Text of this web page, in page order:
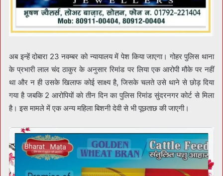
अब इन्हें दोबारा 23 नवम्बर को न्यायालय में पेश किया जाएगा। गोहर पुलिस थाना
के प्रभारी लाल चंद ठाकुर के अनुसार रिमांड पर लिया एक आरोपी मौके पर नहीं
था और न ही उसके खिलाफ कोई साक्ष्य है, जिसके चलते उसे थाने से छोड़ दिया
गया है जबकि 2 आरोपियों काे तीन दिन का पुलिस रिमांड सुंदरनगर कोर्ट से मिला
है। इस मामले में एक अन्य महिला बिशनी देवी से भी पूछताछ की जाएगी।